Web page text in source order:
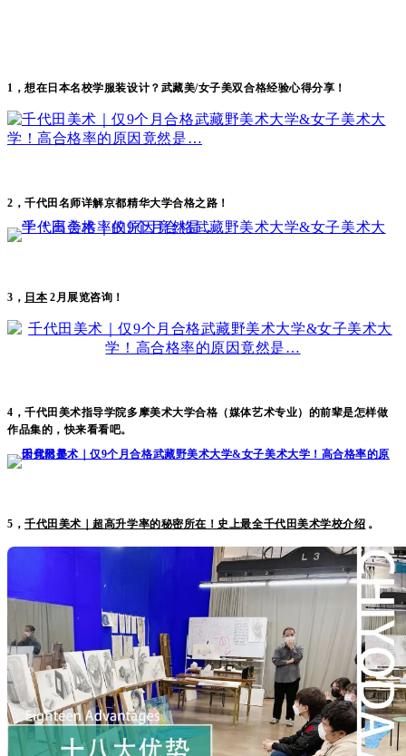
1，想在日本名校学服装设计？武藏美/女子美双合格经验心得分享！
2，千代田名师详解京都精华大学合格之路！
3， 日本 2月展览咨询 ！
4，千代田美术指导学院多摩美术大学合格（媒体艺术专业）的前辈是怎样做
作品集的，快来看看吧。
5，千代田美术｜超高升学率的秘密所在！史上最全千代田美术学校介绍 。